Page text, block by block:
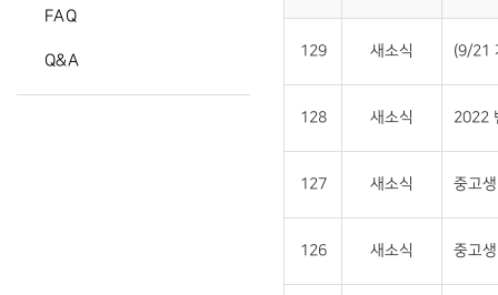
FAQ
Q&A
129 새소식 (9/21
128 새소식 2022
127 새소식 중고
126 새소식 중고